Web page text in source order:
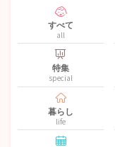
すべて
all
特集
special
暮らし
life